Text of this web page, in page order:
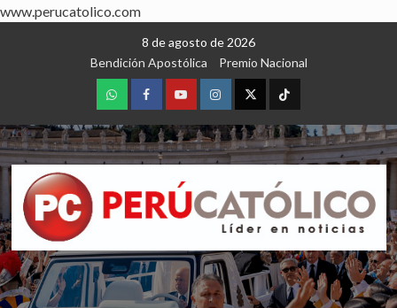
www.perucatolico.com
8 de agosto de 2026
Bendición Apostólica
Premio Nacional
WhatsAppFacebookYoutubeInstagram
X TikTok